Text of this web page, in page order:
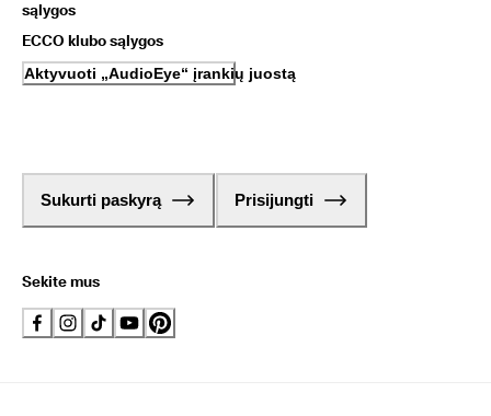
sąlygos
ECCO klubo sąlygos
Aktyvuoti „AudioEye“ įrankių juostą
Sukurti paskyrą Prisijungti
Sekite mus